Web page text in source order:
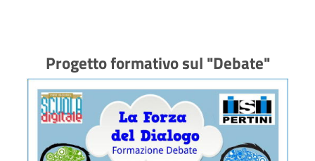
Progetto formativo sul "Debate"